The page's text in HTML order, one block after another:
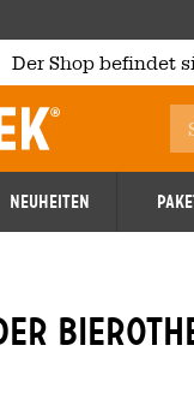
Der Shop befindet
Neuheiten